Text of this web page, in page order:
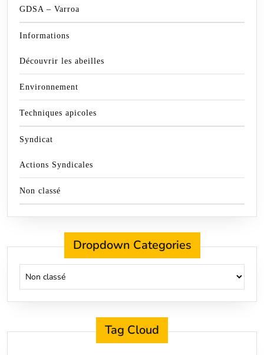
GDSA – Varroa
Informations
Découvrir les abeilles
Environnement
Techniques apicoles
Syndicat
Actions Syndicales
Non classé
Dropdown Categories
Tag Cloud